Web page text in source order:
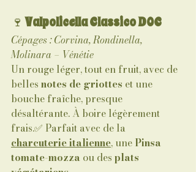
🍷 Valpolicella Classico DOC
Cépages : Corvina, Rondinella,
Molinara – Vénétie
Un rouge léger, tout en fruit, avec de
belles notes de griottes et une
bouche fraîche, presque
désaltérante. À boire légèrement
frais.✅ Parfait avec de la
charcuterie italienne, une Pinsa
tomate-mozza ou des plats